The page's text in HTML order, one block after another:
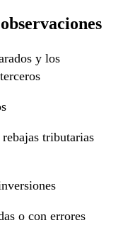
y los
tributarias
o con errores